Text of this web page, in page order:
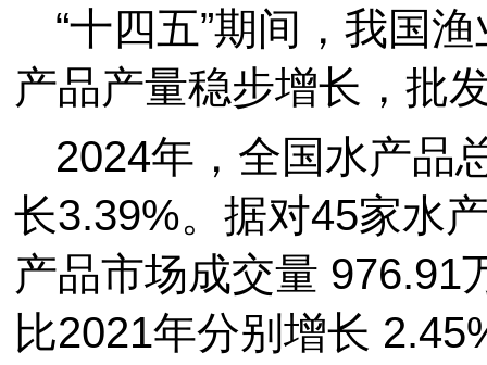
“十四五”期间，我国
产品产量稳步增长，批
2024年，全国水产品
长3.39%。据对45家水
产品市场成交量 976.91
比2021年分别增长